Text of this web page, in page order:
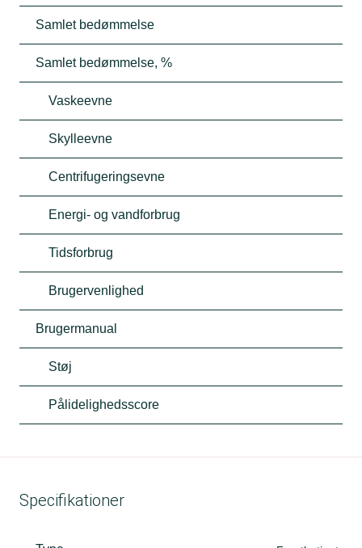
Samlet bedømmelse
Samlet bedømmelse, %
Vaskeevne
Skylleevne
Centrifugeringsevne
Energi- og vandforbrug
Tidsforbrug
Brugervenlighed
Brugermanual
Støj
Pålidelighedsscore
Specifikationer